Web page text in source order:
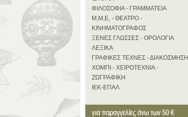
ΦΙΛΟΣΟΦΙΑ - ΓΡΑΜΜΑΤΕΙΑ
Μ,Μ,Ε, - ΘΕΑΤΡΟ -
ΚΙΝΗΜΑΤΟΓΡΑΦΟΣ
ΞΕΝΕΣ ΓΛΩΣΣΕΣ - ΟΡΟΛΟΓΙΑ
ΛΕΞΙΚΑ
ΓΡΑΦΙΚΕΣ ΤΕΧΝΕΣ - ΔΙΑΚΟΣΜΗΣΗ
ΧΟΜΠΙ - ΧΕΙΡΟΤΕΧΝΙΑ -
ΖΩΓΡΑΦΙΚΗ
ΙΕΚ-ΕΠΑΛ